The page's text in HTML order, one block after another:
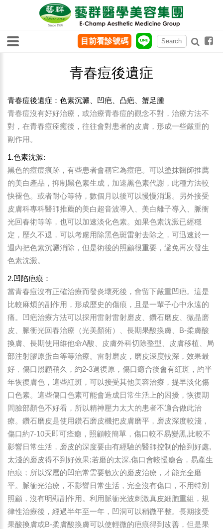
青春痘後遺症
青春痘後遺症：色素沉澱、凹疤、凸疤、蟹足腫
青春痘沒有好好治療，或治療青春痘的觀念不對，治療方法不
對，在青春痘痊癒後，往往會對患者的皮膚，形成一些嚴重的
副作用。
1.色素沈澱:
黑色的痘痘痕跡，有些患者會稱它為痘疤。可以塗抹醫師推薦
的美白產品，抑制黑色素生成，加速黑色素代謝，此種方法較
快褪色。或者耐心等待，數個月以後可以慢慢消退。另外接受
皮膚科專科醫師推薦的美白超音波導入、美白離子導入、脈衝
光回春術等等，也可以加速淡化色素。如果色素沈澱已經穩
定，歷久不退，可以考慮用除黑色斑雷射去除之，可迅速於一
週內把色素沉澱消除，但是術後的照顧很重要，避免再次發生
色素沈澱。
2.凹陷疤痕：
當青春痘沒有正確治療而發炎壞死後，會留下嚴重凹疤。這是
比較麻煩的副作用，形成歷史的傷痕，且是一輩子心中永遠的
痛。凹疤治療方法可以採用雷射雷射磨皮、鑽石磨皮、微晶磨
皮、脈衝光回春治療（光美顏術）、長期果酸換膚、B-柔膚酸
換膚、長期使用維他命A酸、皮膚外科切除整型、皮膚移植、局
部注射膠原蛋白等等治療。雷射磨皮，磨皮深度較深，效果最
好﹐傷口照顧稍久，約2-3週復原，傷口癒合後會有紅斑，約半
年恢復膚色，這些紅斑，可以接受其他美容治療，提早淡化傷
口色素。這些傷口色素可能會造成日常生活上的困擾，恢復期
間臉部顏色不好看，所以精神壓力太大的患者不適合做此治
療。鑽石磨皮是使用鑽石磨皮機把皮膚磨平，磨皮深度較淺，
傷口約7-10天即可痊癒，照顧較簡單，傷口較不易變黑,比較不
影響日常生活，磨皮的深度要由有經驗的醫師控制的恰到好處,
太淺的磨皮得不到好效果;若磨的太深,傷口會較慢癒合，易產生
疤痕；所以深層的凹疤常需要數次的磨皮治療，才能完全磨
平。脈衝光治療，不影響日常生活，完全沒有傷口，不用特別
照顧，沒有明顯副作用。利用脈衝光波刺激真皮細胞重組，規
律性治療後，經過半年至一年，凹洞可以稍微平整。長期接受
果酸換膚或B-柔膚酸換膚可以使輕微的疤痕得到改善，但是果
目前看診號碼